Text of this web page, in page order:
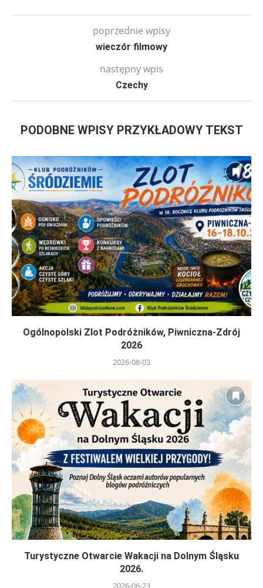
poprzednie wpisy
wieczór filmowy
następny wpis
Czechy
PODOBNE WPISY PRZYKŁADOWY TEKST
Ogólnopolski Zlot Podróżników, Piwniczna-Zdrój
2026
2026-08-03
Turystyczne Otwarcie Wakacji na Dolnym Śląsku
2026.
2026-06-23